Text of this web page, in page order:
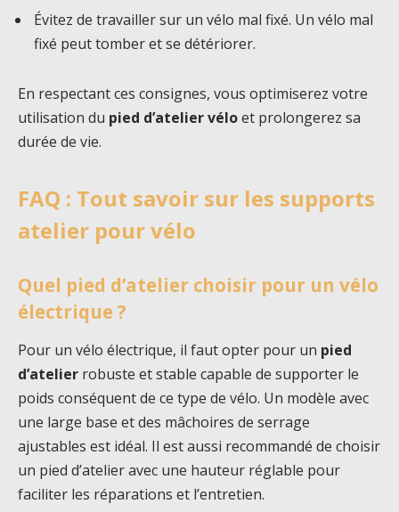
Évitez de travailler sur un vélo mal fixé. Un vélo mal
fixé peut tomber et se détériorer.
En respectant ces consignes, vous optimiserez votre
utilisation du pied d’atelier véloet prolongerez sa
durée de vie.
FAQ : Tout savoir sur les supports
atelier pour vélo
Quel pied d’atelier choisir pour un vélo
électrique ?
Pour un vélo électrique, il faut opter pour un pied
d’atelier robuste et stable capable de supporter le
poids conséquent de ce type de vélo. Un modèle avec
une large base et des mâchoires de serrage
ajustables est idéal. Il est aussi recommandé de choisir
un pied d’atelier avec une hauteur réglable pour
faciliter les réparations et l’entretien.